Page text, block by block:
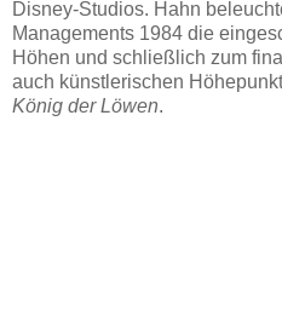
Disney-Studios. Hahn
Managements 1984 die
Höhen und schließlich zum
auch künstlerischen
König der Löwen.